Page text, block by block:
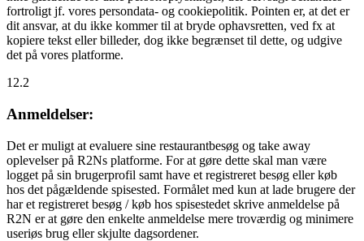
fortroligt jf. vores persondata- og cookiepolitik. Pointen er, at det er
dit ansvar, at du ikke kommer til at bryde ophavsretten, ved fx at
kopiere tekst eller billeder, dog ikke begrænset til dette, og udgive
det på vores platforme.
12.2
Anmeldelser:
Det er muligt at evaluere sine restaurantbesøg og take away
oplevelser på R2Ns platforme. For at gøre dette skal man være
logget på sin brugerprofil samt have et registreret besøg eller køb
hos det pågældende spisested. Formålet med kun at lade brugere der
har et registreret besøg / køb hos spisestedet skrive anmeldelse på
R2N er at gøre den enkelte anmeldelse mere troværdig og minimere
useriøs brug eller skjulte dagsordener.